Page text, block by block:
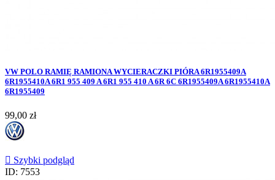
VW POLO RAMIĘ RAMIONA WYCIERACZKI PIÓRA 6R1955409A
6R1955410A 6R1 955 409 A 6R1 955 410 A 6R 6C 6R1955409A 6R1955410A
6R1955409
Cena
99,00 zł
 Szybki podgląd
ID: 7553